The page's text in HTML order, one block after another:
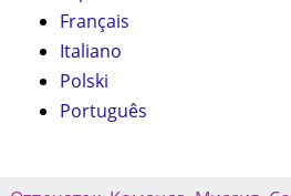
Français
Italiano
Polski
Português